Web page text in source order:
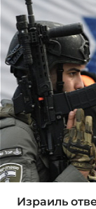
Израиль